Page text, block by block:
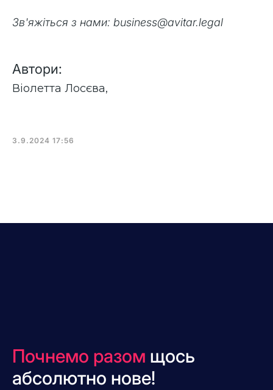
Зв'яжіться з нами: business@avitar.legal
Автори:
Віолетта Лосєва,
3.9.2024 17:56
Почнемо разом щось
абсолютно нове!